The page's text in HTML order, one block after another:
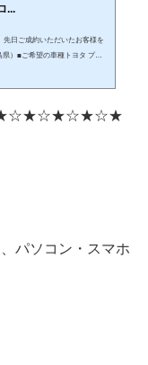
...
先日ご成約いただいたお客様を
）■ご希望の車種トヨタ プリ
まいのお客様とのやり取りは、
パソコン・スマホ